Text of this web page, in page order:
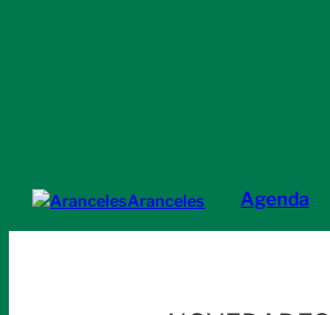
Aranceles Agenda